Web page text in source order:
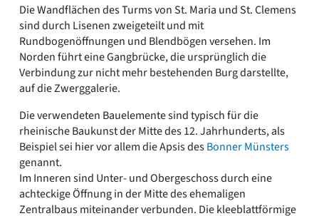
Die Wandflächen des Turms von St. Maria und St. Clemens
sind durch Lisenen zweigeteilt und mit
Rundbogenöffnungen und Blendbögen versehen. Im
Norden führt eine Gangbrücke, die ursprünglich die
Verbindung zur nicht mehr bestehenden Burg darstellte,
auf die Zwerggalerie.
Die verwendeten Bauelemente sind typisch für die
rheinische Baukunst der Mitte des 12. Jahrhunderts, als
Beispiel sei hier vor allem die Apsis desBonner Münsters
genannt.
Im Inneren sind Unter- und Obergeschoss durch eine
achteckige Öffnung in der Mitte des ehemaligen
Zentralbaus miteinander verbunden. Die kleeblattförmige